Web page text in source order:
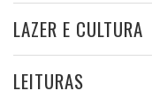
LAZER E CULTURA
LEITURAS